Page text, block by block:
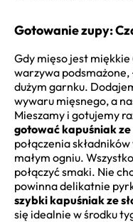
Gotowanie zupy:
Gdy mięso jest
warzywa podsmażone,
dużym garnku.
wywaru mięsnego, a
Mieszamy i gotujemy
gotować kapuśniak
połączenia
małym ogniu.
połączyć smaki. Nie
powinna delikatnie
szybki kapuśniak ze
się idealnie w środku